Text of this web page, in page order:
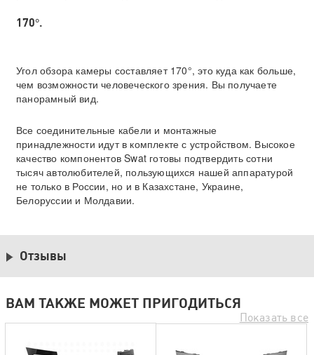
170°.
Угол обзора камеры составляет 170°, это куда как больше,
чем возможности человеческого зрения. Вы получаете
панорамный вид.
Все соединительные кабели и монтажные
принадлежности идут в комплекте с устройством. Высокое
качество компонентов Swat готовы подтвердить сотни
тысяч автолюбителей, пользующихся нашей аппаратурой
не только в России, но и в Казахстане, Украине,
Белоруссии и Молдавии.
Отзывы
ВАМ ТАКЖЕ МОЖЕТ ПРИГОДИТЬСЯ
Показать все